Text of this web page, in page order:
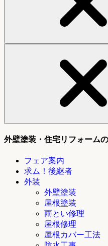
外壁塗装・住宅リフォーム
フェア案内
求ム！後継者
外装
外壁塗装
屋根塗装
雨とい修理
屋根修理
屋根カバー工法